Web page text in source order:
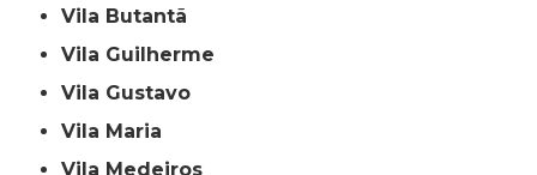
Vila Butantã
Vila Guilherme
Vila Gustavo
Vila Maria
Vila Medeiros